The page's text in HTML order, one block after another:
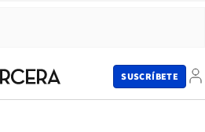
SUSCRÍBETE